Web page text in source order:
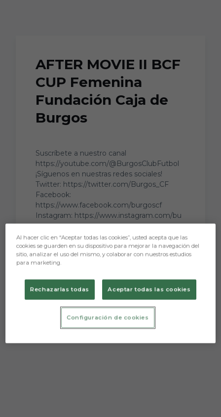
AFTER MOVIE II BCF
CUP Femenina
Fundación Caja de
Burgos
Suscríbete a nuestro canal
https://youtube.com/@BurgosClubFutbol
¡Síguenos en nuestras redes sociales!
Twitter: https://twitter.com/Burgos_CF
Facebook:
https://www.facebook.com/burgoscf
Instagram: https://www.instagram.com/bu
Aún no hay reacciones. ¡Sé el primero!
Al hacer clic en “Aceptar todas las cookies”, usted acepta que las
cookies se guarden en su dispositivo para mejorar la navegación del
sitio, analizar el uso del mismo, y colaborar con nuestros estudios
para marketing.
Rechazarlas todas Aceptar todas las cookies
Configuración de cookies